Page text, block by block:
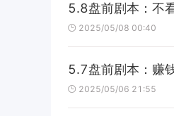
5.8盘前剧本：不
2025/05/08 00:40
5.7盘前剧本：赚
2025/05/06 21:55